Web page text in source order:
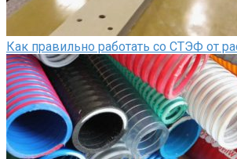
Как правильно работать со СТЭФ от